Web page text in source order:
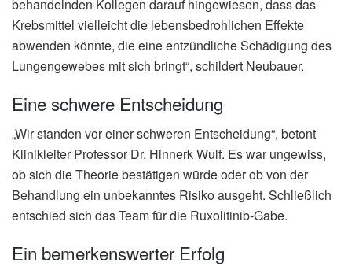
behandelnden Kollegen darauf hingewiesen, dass das
Krebsmittel vielleicht die lebensbedrohlichen Effekte
abwenden könnte, die eine entzündliche Schädigung des
Lungengewebes mit sich bringt“, schildert Neubauer.
Eine schwere Entscheidung
„Wir standen vor einer schweren Entscheidung“, betont
Klinikleiter Professor Dr. Hinnerk Wulf. Es war ungewiss,
ob sich die Theorie bestätigen würde oder ob von der
Behandlung ein unbekanntes Risiko ausgeht. Schließlich
entschied sich das Team für die Ruxolitinib-Gabe.
Ein bemerkenswerter Erfolg